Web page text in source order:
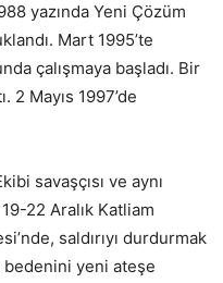
yazında Yeni Çözüm
Mart 1995’te
çalışmaya başladı. Bir
2 Mayıs 1997’de
savaşçısı ve aynı
22 Aralık Katliam
saldırıyı durdurmak
yeni ateşe